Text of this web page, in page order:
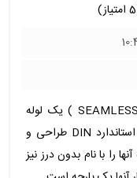
لوله بدون درز هیدرولیک ( SEAMLESS TUBE DIN ) یک لوله
بدون درز یا بدون جوش است که بر طبق استاندارد DIN طراحی و
را با نام بدون درز نیز